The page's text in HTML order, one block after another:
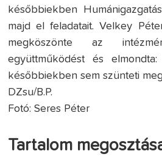
későbbiekben
majd el feladatait. Velkey
megköszönte az
együttműködést és
későbbiekben sem szünteti
DZsu/B.P.
Fotó: Seres Péter
Tartalom